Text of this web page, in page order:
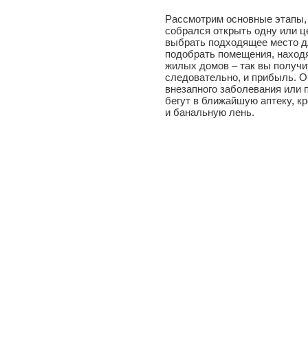
Рассмотрим основные этапы,
собрался открыть одну или
выбрать подходящее место
подобрать помещения,
жилых домов – так вы
следовательно, и прибыль.
внезапного заболевания
бегут в ближайшую аптеку,
и банальную лень.